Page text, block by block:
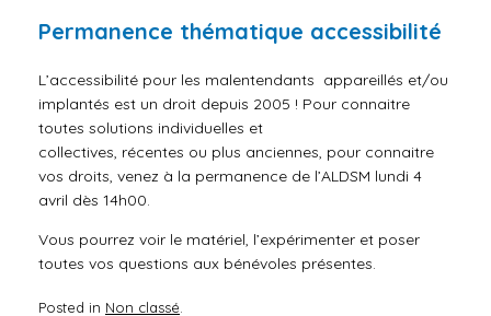
Permanence thématique accessibilité
L’accessibilité pour les malentendants appareillés et/ou
implantés est un droit depuis 2005 ! Pour connaitre
toutes solutions individuelles et
collectives, récentes ou plus anciennes, pour connaitre
vos droits, venez à la permanence de l’ALDSM lundi 4
avril dès 14h00.
Vous pourrez voir le matériel, l’expérimenter et poser
toutes vos questions aux bénévoles présentes.
Posted in Non classé